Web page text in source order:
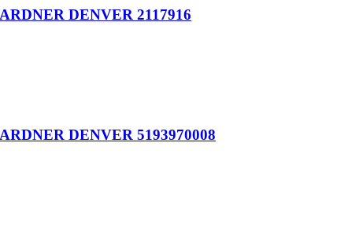
DENVER 2117916
DENVER 5193970008